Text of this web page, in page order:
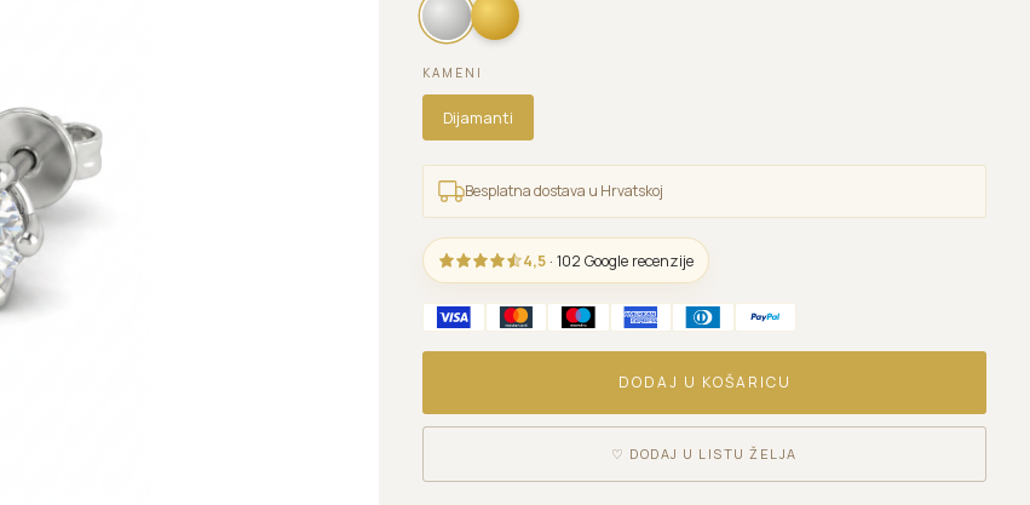
KAMENI
Dijamanti
Besplatna dostava u Hrvatskoj
4,5 · 102 Google recenzije
DODAJ U KOŠARICU
♡ DODAJ U LISTU ŽELJA